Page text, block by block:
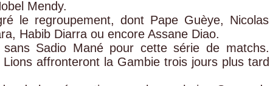
Mendy.
le regroupement, dont Pape Guèye, Nicolas
Habib Diarra ou encore Assane Diao.
sans Sadio Mané pour cette série de matchs.
affronteront la Gambie trois jours plus tard